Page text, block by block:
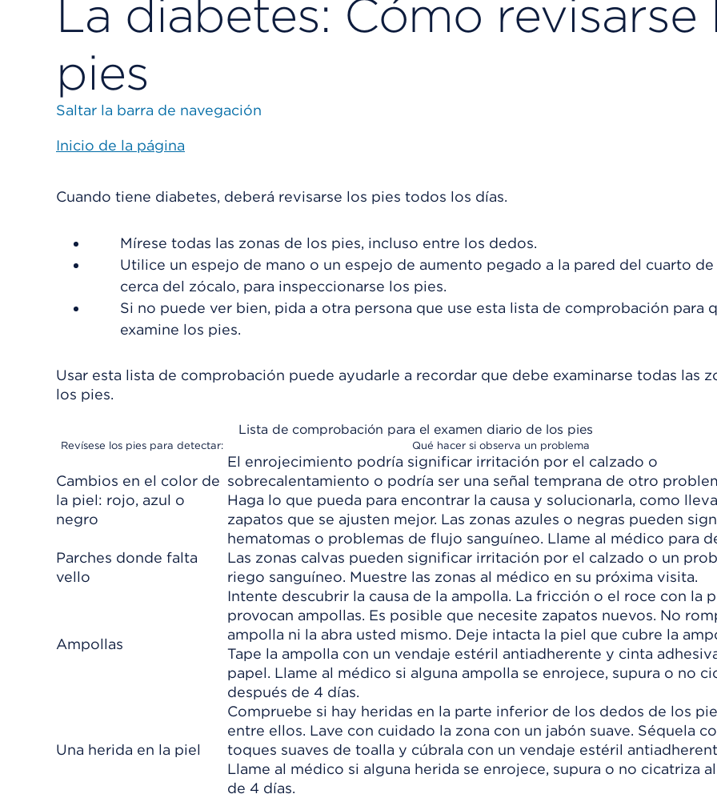
La diabetes: Cómo revisarse
pies
Saltar la barra de navegación
Inicio de la página
Cuando tiene diabetes, deberá revisarse los pies todos los días.
Mírese todas las zonas de los pies, incluso entre los dedos.
Utilice un espejo de mano o un espejo de aumento pegado a la pared del cuarto de
cerca del zócalo, para inspeccionarse los pies.
Si no puede ver bien, pida a otra persona que use esta lista de comprobación para
examine los pies.
Usar esta lista de comprobación puede ayudarle a recordar que debe examinarse todas las
los pies.
Lista de comprobación para el examen diario de los pies
Revísese los pies para detectar: Qué hacer si observa un problema
Cambios en el color de
la piel: rojo, azul o
negro
El enrojecimiento podría significar irritación por el calzado o
sobrecalentamiento o podría ser una señal temprana de otro
Haga lo que pueda para encontrar la causa y solucionarla, como
zapatos que se ajusten mejor. Las zonas azules o negras pueden
hematomas o problemas de flujo sanguíneo. Llame al médico para
Parches donde falta
vello
Las zonas calvas pueden significar irritación por el calzado o un
riego sanguíneo. Muestre las zonas al médico en su próxima visita.
Ampollas
Intente descubrir la causa de la ampolla. La fricción o el roce con la
provocan ampollas. Es posible que necesite zapatos nuevos. No
ampolla ni la abra usted mismo. Deje intacta la piel que cubre la
Tape la ampolla con un vendaje estéril antiadherente y cinta
papel. Llame al médico si alguna ampolla se enrojece, supura o no
después de 4 días.
Una herida en la piel
Compruebe si hay heridas en la parte inferior de los dedos de los
entre ellos. Lave con cuidado la zona con un jabón suave. Séquela
toques suaves de toalla y cúbrala con un vendaje estéril
Llame al médico si alguna herida se enrojece, supura o no cicatriza
de 4 días.